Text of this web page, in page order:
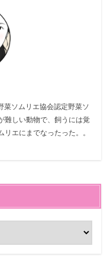
菜ソムリエ協会認定野菜ソ
しい動物で、飼うには覚
エにまでなったった。。